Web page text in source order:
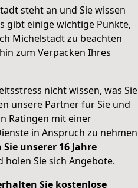
steht an und Sie wissen
gibt einige wichtige Punkte,
Michelstadt zu beachten
zum Verpacken Ihres
nicht wissen, was Sie
unsere Partner für Sie und
Ratingen mit einer
in Anspruch zu nehmen
unserer 16 Jahre
Sie sich Angebote.
Sie kostenlose